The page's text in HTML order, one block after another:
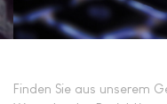
Finden Sie aus unserem